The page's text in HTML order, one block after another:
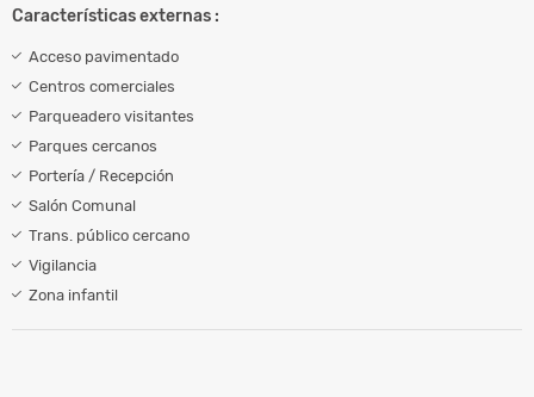
Características externas :
Acceso pavimentado
Centros comerciales
Parqueadero visitantes
Parques cercanos
Portería / Recepción
Salón Comunal
Trans. público cercano
Vigilancia
Zona infantil